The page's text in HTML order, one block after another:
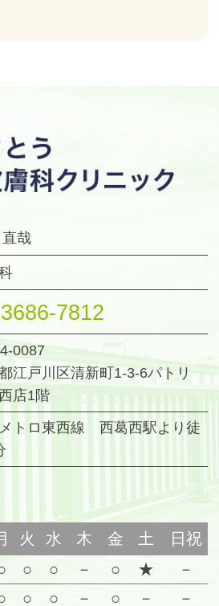
哉
7812
0087
江戸川区清新町1-3-6パトリ
店1階
トロ東西線 西葛西駅より徒
火 水 木 金 土
日祝
○ ○ － ○ ★
－
○ ○ － ○ － －